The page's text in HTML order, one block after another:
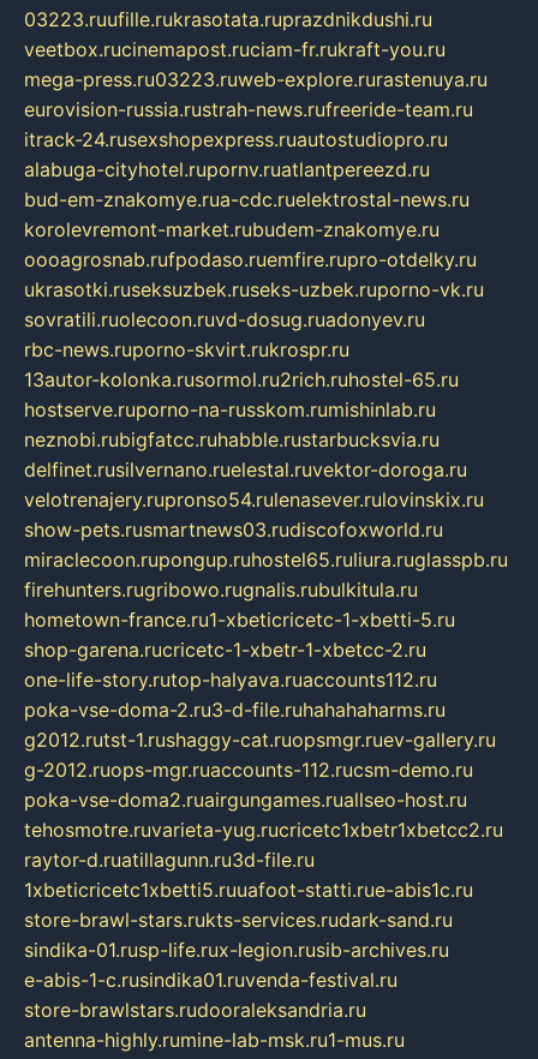
03223.ruufille.rukrasotata.ruprazdnikdushi.ru
veetbox.rucinemapost.ruciam-fr.rukraft-you.ru
mega-press.ru03223.ruweb-explore.rurastenuya.ru
eurovision-russia.rustrah-news.rufreeride-team.ru
itrack-24.rusexshopexpress.ruautostudiopro.ru
alabuga-cityhotel.rupornv.ruatlantpereezd.ru
bud-em-znakomye.rua-cdc.ruelektrostal-news.ru
korolevremont-market.rubudem-znakomye.ru
oooagrosnab.rufpodaso.ruemfire.rupro-otdelky.ru
ukrasotki.ruseksuzbek.ruseks-uzbek.ruporno-vk.ru
sovratili.ruolecoon.ruvd-dosug.ruadonyev.ru
rbc-news.ruporno-skvirt.rukrospr.ru
13autor-kolonka.rusormol.ru2rich.ruhostel-65.ru
hostserve.ruporno-na-russkom.rumishinlab.ru
neznobi.rubigfatcc.ruhabble.rustarbucksvia.ru
delfinet.rusilvernano.ruelestal.ruvektor-doroga.ru
velotrenajery.rupronso54.rulenasever.rulovinskix.ru
show-pets.rusmartnews03.rudiscofoxworld.ru
miraclecoon.rupongup.ruhostel65.ruliura.ruglasspb.ru
firehunters.rugribowo.rugnalis.rubulkitula.ru
hometown-france.ru1-xbeticricetc-1-xbetti-5.ru
shop-garena.rucricetc-1-xbetr-1-xbetcc-2.ru
one-life-story.rutop-halyava.ruaccounts112.ru
poka-vse-doma-2.ru3-d-file.ruhahahaharms.ru
g2012.rutst-1.rushaggy-cat.ruopsmgr.ruev-gallery.ru
g-2012.ruops-mgr.ruaccounts-112.rucsm-demo.ru
poka-vse-doma2.ruairgungames.ruallseo-host.ru
tehosmotre.ruvarieta-yug.rucricetc1xbetr1xbetcc2.ru
raytor-d.ruatillagunn.ru3d-file.ru
1xbeticricetc1xbetti5.ruuafoot-statti.rue-abis1c.ru
store-brawl-stars.rukts-services.rudark-sand.ru
sindika-01.rusp-life.rux-legion.rusib-archives.ru
e-abis-1-c.rusindika01.ruvenda-festival.ru
store-brawlstars.rudooraleksandria.ru
antenna-highly.rumine-lab-msk.ru1-mus.ru